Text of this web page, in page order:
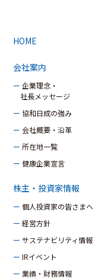
HOME
会社案内
ー 企業理念・
社長メッセージ
ー 協和日成の強み
ー 会社概要・沿革
ー 所在地一覧
ー 健康企業宣言
株主・投資家情報
ー 個人投資家の皆さまへ
ー 経営方針
ー サステナビリティ情報
ー IRイベント
ー 業績・財務情報